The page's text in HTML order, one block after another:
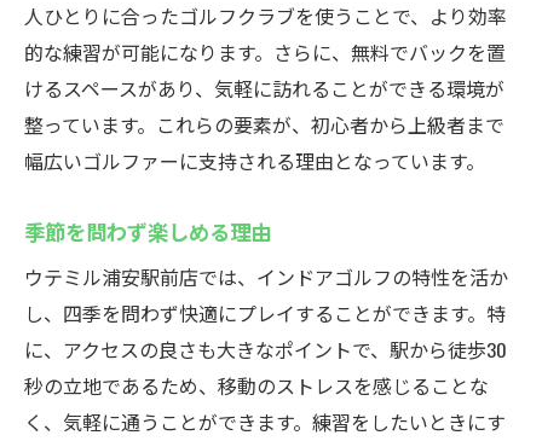
人ひとりに合ったゴルフクラブを使うことで、より効率
的な練習が可能になります。さらに、無料でバックを置
けるスペースがあり、気軽に訪れることができる環境が
整っています。これらの要素が、初心者から上級者まで
幅広いゴルファーに支持される理由となっています。
季節を問わず楽しめる理由
ウテミル浦安駅前店では、インドアゴルフの特性を活か
し、四季を問わず快適にプレイすることができます。特
に、アクセスの良さも大きなポイントで、駅から徒歩30
秒の立地であるため、移動のストレスを感じることな
く、気軽に通うことができます。練習をしたいときにす